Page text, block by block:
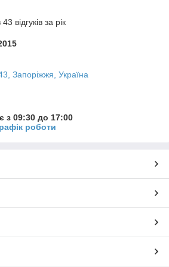
відгуків за рік
Запоріжжя, Україна
з 09:30 до 17:00
роботи